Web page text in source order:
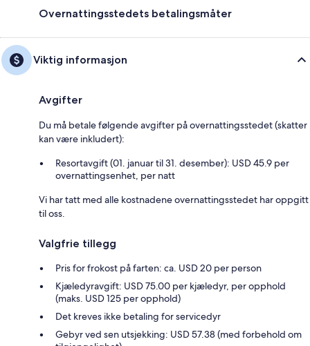
Overnattingsstedets betalingsmåter
Viktig informasjon
Avgifter
Du må betale følgende avgifter på overnattingsstedet (skatter
kan være inkludert):
Resortavgift (01. januar til 31. desember): USD 45.9 per
overnattingsenhet, per natt
Vi har tatt med alle kostnadene overnattingsstedet har oppgitt
til oss.
Valgfrie tillegg
Pris for frokost på farten: ca. USD 20 per person
Kjæledyravgift: USD 75.00 per kjæledyr, per opphold
(maks. USD 125 per opphold)
Det kreves ikke betaling for servicedyr
Gebyr ved sen utsjekking: USD 57.38 (med forbehold om